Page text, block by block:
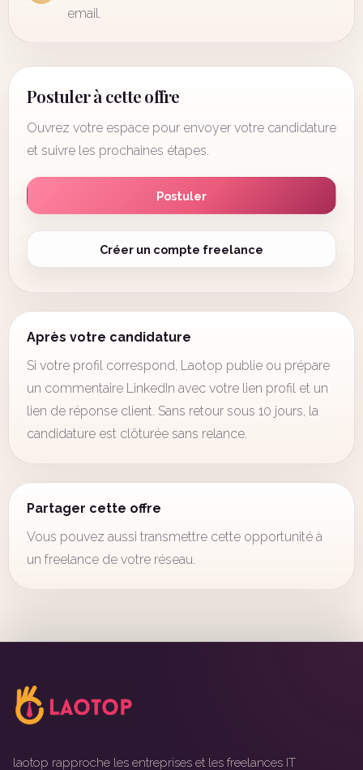
email.
Postuler à cette offre
Ouvrez votre espace pour envoyer votre candidature
et suivre les prochaines étapes.
Postuler
Créer un compte freelance
Après votre candidature
Si votre profil correspond, Laotop publie ou prépare
un commentaire LinkedIn avec votre lien profil et un
lien de réponse client. Sans retour sous 10 jours, la
candidature est clôturée sans relance.
Partager cette offre
Vous pouvez aussi transmettre cette opportunité à
un freelance de votre réseau.
laotop rapproche les entreprises et les freelances IT